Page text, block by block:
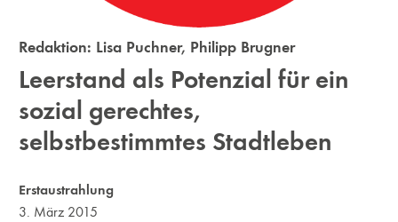
Redaktion: Lisa Puchner, Philipp Brugner
Leerstand als Potenzial für ein
sozial gerechtes,
selbstbestimmtes Stadtleben
Erstaustrahlung
3. März 2015